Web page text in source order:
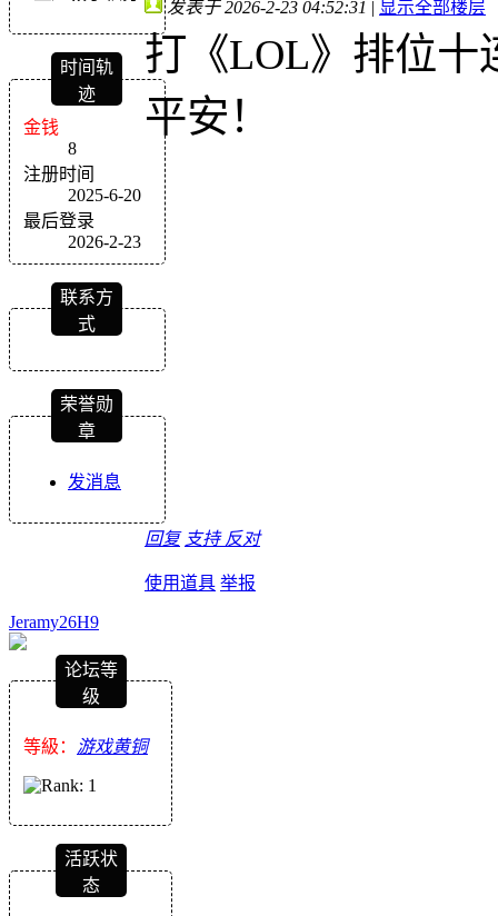
时间轨
迹
金钱
8
注册时间
2025-6-20
最后登录
2026-2-23
联系方
式
荣誉勋
章
发消息
发表于 2026-2-23 04:52:31 | 显示全部楼层
打《LOL》排位十
平安！
回复 支持 反对
使用道具 举报
Jeramy26H9
论坛等
级
等級： 游戏黄铜
活跃状
态